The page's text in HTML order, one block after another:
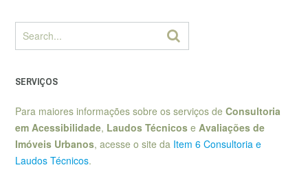
SERVIÇOS
Para maiores informações sobre os serviços de Consultoria
em Acessibilidade, Laudos Técnicos e Avaliações de
Imóveis Urbanos, acesse o site da Item 6 Consultoria e
Laudos Técnicos.